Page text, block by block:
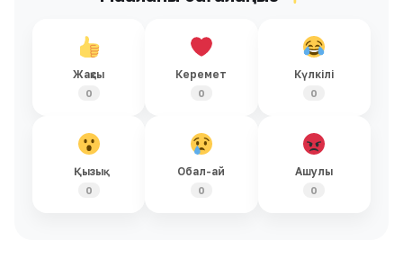
Жақсы
0
Керемет
0
Күлкілі
0
Қызық
0
Обал-ай
0
Ашулы
0